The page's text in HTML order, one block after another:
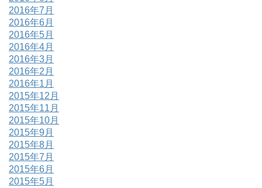
2016年7月
2016年6月
2016年5月
2016年4月
2016年3月
2016年2月
2016年1月
2015年12月
2015年11月
2015年10月
2015年9月
2015年8月
2015年7月
2015年6月
2015年5月